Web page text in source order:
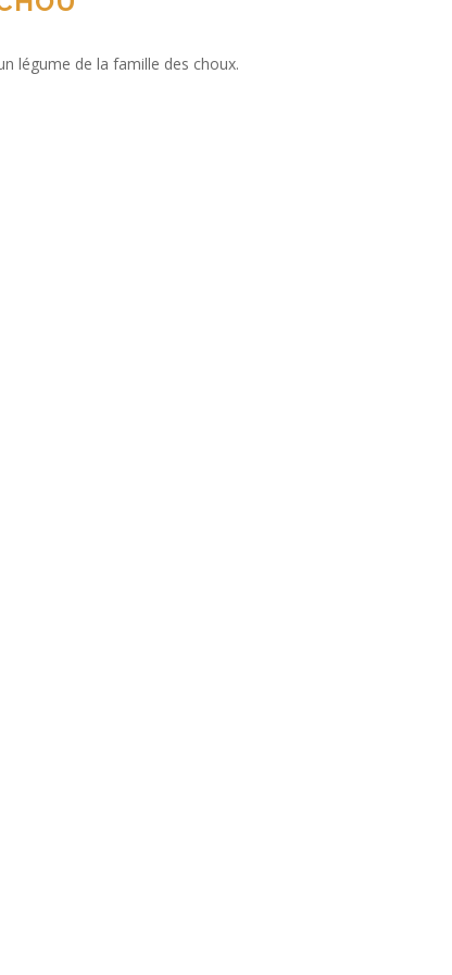
légume de la famille des choux.